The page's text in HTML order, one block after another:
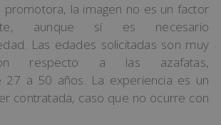
promotora, la imagen no es un factor
aunque sí es necesario
Las edades solicitadas son muy
respecto a las azafatas,
27 a 50 años. La experiencia es un
contratada, caso que no ocurre con